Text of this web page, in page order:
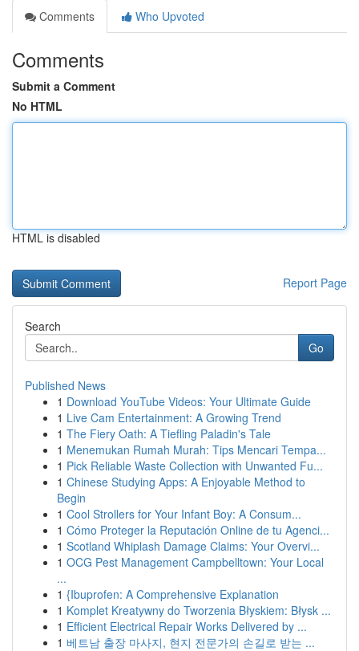
Comments
Who Upvoted
Comments
Submit a Comment
No HTML
HTML is disabled
Report Page
Search
Go
Published News
1 Download YouTube Videos: Your Ultimate Guide
1 Live Cam Entertainment: A Growing Trend
1 The Fiery Oath: A Tiefling Paladin's Tale
1 Menemukan Rumah Murah: Tips Mencari Tempa...
1 Pick Reliable Waste Collection with Unwanted Fu...
1 Chinese Studying Apps: A Enjoyable Method to
Begin
1 Cool Strollers for Your Infant Boy: A Consum...
1 Cómo Proteger la Reputación Online de tu Agenci...
1 Scotland Whiplash Damage Claims: Your Overvi...
1 OCG Pest Management Campbelltown: Your Local
...
1 {Ibuprofen: A Comprehensive Explanation
1 Komplet Kreatywny do Tworzenia Błyskiem: Błysk ...
1 Efficient Electrical Repair Works Delivered by ...
1 베트남 출장 마사지, 현지 전문가의 손길로 받는 ...